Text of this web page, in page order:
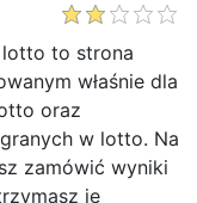
to strona
właśnie dla
oraz
w lotto. Na
zamówić wyniki
je